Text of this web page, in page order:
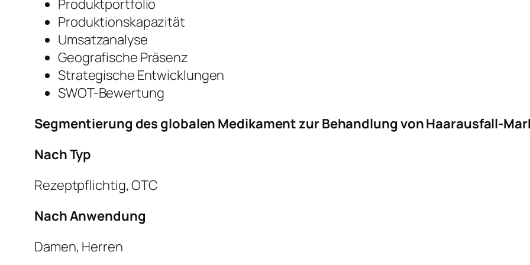
Produktportfolio
Produktionskapazität
Umsatzanalyse
Geografische Präsenz
Strategische Entwicklungen
SWOT-Bewertung
Segmentierung des globalen Medikament zur Behandlung von Haarausfall-
Nach Typ
Rezeptpflichtig, OTC
Nach Anwendung
Damen, Herren